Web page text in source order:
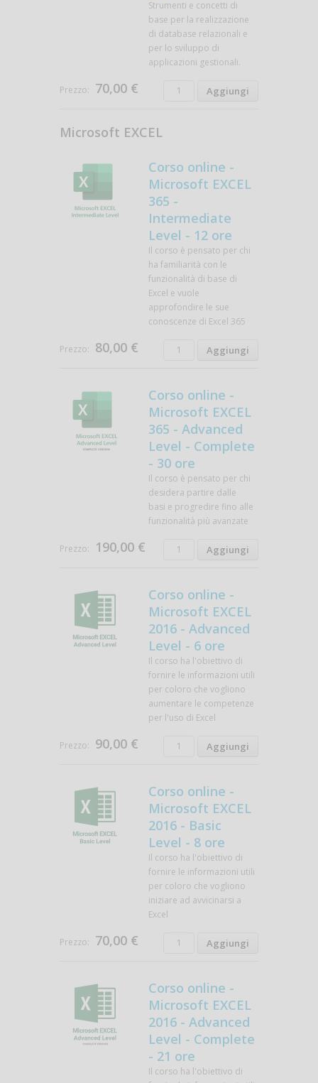
Strumenti e concetti di
base per la realizzazione
di database relazionali e
per lo sviluppo di
applicazioni gestionali.
Prezzo: 70,00 €
Microsoft EXCEL
Corso online -
Microsoft EXCEL
365 -
Intermediate
Level - 12 ore
Il corso è pensato per chi
ha familiarità con le
funzionalità di base di
Excel e vuole
approfondire le sue
conoscenze di Excel 365
Prezzo: 80,00 €
Corso online -
Microsoft EXCEL
365 - Advanced
Level - Complete
- 30 ore
Il corso è pensato per chi
desidera partire dalle
basi e progredire fino alle
funzionalità più avanzate
Prezzo: 190,00 €
Corso online -
Microsoft EXCEL
2016 - Advanced
Level - 6 ore
Il corso ha l'obiettivo di
fornire le informazioni utili
per coloro che vogliono
aumentare le competenze
per l'uso di Excel
Prezzo: 90,00 €
Corso online -
Microsoft EXCEL
2016 - Basic
Level - 8 ore
Il corso ha l'obiettivo di
fornire le informazioni utili
per coloro che vogliono
iniziare ad avvicinarsi a
Excel
Prezzo: 70,00 €
Corso online -
Microsoft EXCEL
2016 - Advanced
Level - Complete
- 21 ore
Il corso ha l'obiettivo di